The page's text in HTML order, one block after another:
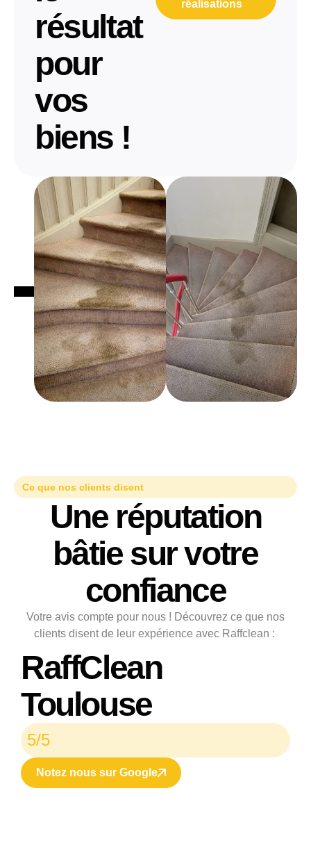
résultat
pour
vos
biens !
réalisations
Ce que nos clients disent
Une réputation
bâtie sur votre
confiance
Votre avis compte pour nous ! Découvrez ce que nos
clients disent de leur expérience avec Raffclean :
RaffClean
Toulouse
5/5
Notez nous sur Google